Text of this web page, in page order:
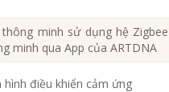
minh sử dụng hệ Zigbee
minh qua App của ARTDNA
hình điều khiển cảm ứng